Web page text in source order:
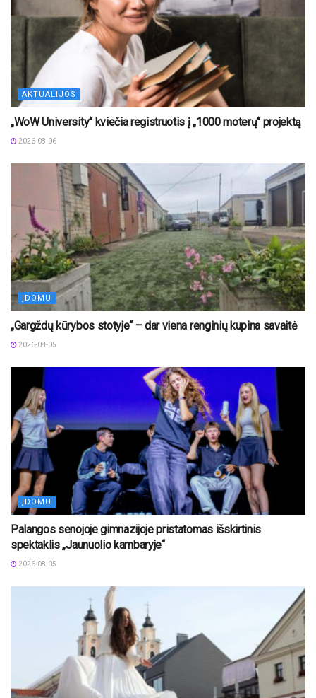
AKTUALIJOS
„WoW University“ kviečia registruotis į „1000 moterų“ projektą
2026-08-06
ĮDOMU
„Gargždų kūrybos stotyje“ – dar viena renginių kupina savaitė
2026-08-05
ĮDOMU
Palangos senojoje gimnazijoje pristatomas išskirtinis
spektaklis „Jaunuolio kambaryje“
2026-08-05